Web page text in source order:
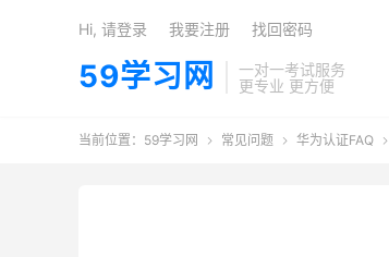
59学习网
一对一考试服务
更专业 更方便
Hi, 请登录 我要注册 找回密码
当前位置： 59学习网  常见问题  华为认证FAQ 